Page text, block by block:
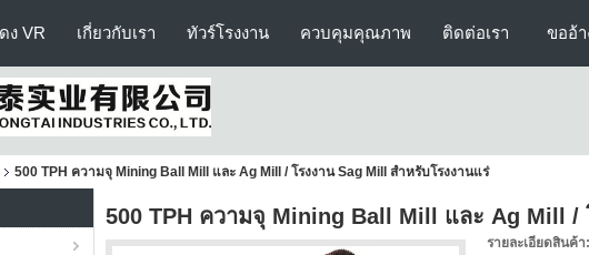
ง VR เกี่ยวกับเรา ทัวร์โรงงาน ควบคุมคุณภาพ ติดต่อเรา ขออ้า
500 TPH ความจุ Mining Ball Mill และ Ag Mill / โรงงาน Sag Mill สำหรับโรงงานแร่
500 TPH ความจุ Mining Ball Mill และ Ag Mill /
รายละเอียดสินค้า: